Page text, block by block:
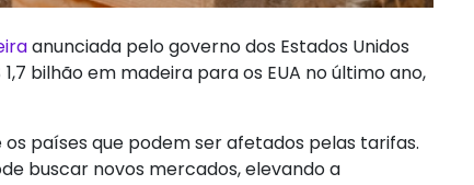
anunciada pelo governo dos Estados Unidos
bilhão em madeira para os EUA no último ano,
países que podem ser afetados pelas tarifas.
buscar novos mercados, elevando a